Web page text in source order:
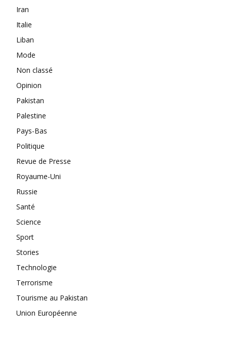
Iran
Italie
Liban
Mode
Non classé
Opinion
Pakistan
Palestine
Pays-Bas
Politique
Revue de Presse
Royaume-Uni
Russie
Santé
Science
Sport
Stories
Technologie
Terrorisme
Tourisme au Pakistan
Union Européenne